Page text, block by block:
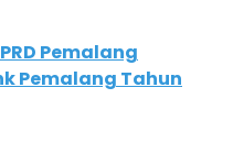
Pemalang
Pemalang Tahun